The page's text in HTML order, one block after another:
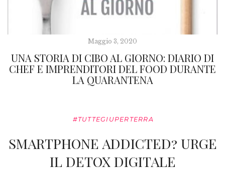
Maggio 3, 2020
UNA STORIA DI CIBO AL GIORNO: DIARIO DI
CHEF E IMPRENDITORI DEL FOOD DURANTE
LA QUARANTENA
#TUTTEGIUPERTERRA
SMARTPHONE ADDICTED? URGE
IL DETOX DIGITALE